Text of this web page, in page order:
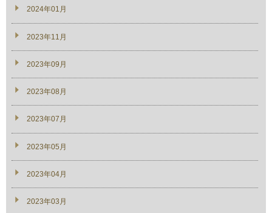
2024年01月
2023年11月
2023年09月
2023年08月
2023年07月
2023年05月
2023年04月
2023年03月